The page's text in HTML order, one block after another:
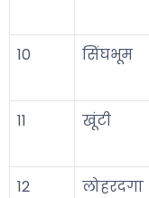
10
सिंघभूम
11
खूंटी
12
लोहरदगा